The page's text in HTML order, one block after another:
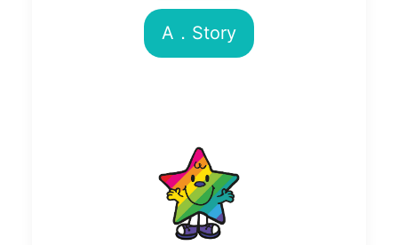
A．Story